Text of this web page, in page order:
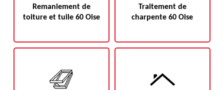
Remaniement de
toiture et tuile 60 Oise
Traitement de
charpente 60 Oise